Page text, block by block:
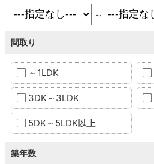
～
間取り
～1LDK
3DK～3LDK
5DK～5LDK以上
築年数